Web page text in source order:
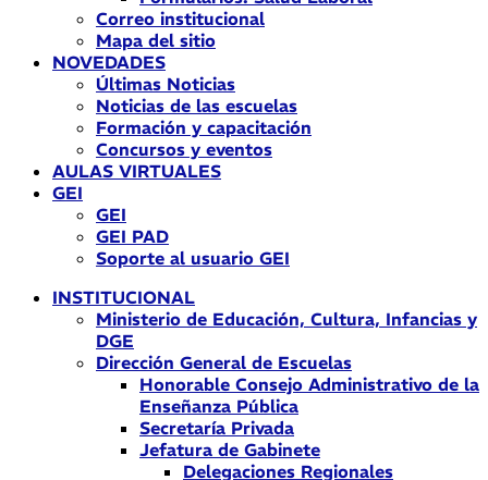
Correo institucional
Mapa del sitio
NOVEDADES
Últimas Noticias
Noticias de las escuelas
Formación y capacitación
Concursos y eventos
AULAS VIRTUALES
GEI
GEI
GEI PAD
Soporte al usuario GEI
INSTITUCIONAL
Ministerio de Educación, Cultura, Infancias y
DGE
Dirección General de Escuelas
Honorable Consejo Administrativo de la
Enseñanza Pública
Secretaría Privada
Jefatura de Gabinete
Delegaciones Regionales